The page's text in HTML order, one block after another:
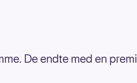
De endte med en